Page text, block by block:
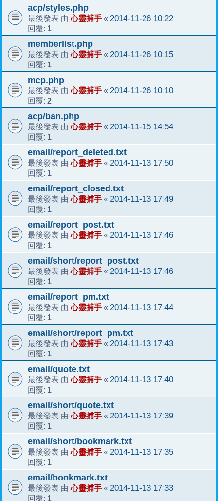
acp/styles.php
最後發表 由心靈捕手 « 2014-11-26 10:22
回覆: 1
memberlist.php
最後發表 由心靈捕手 « 2014-11-26 10:15
回覆: 1
mcp.php
最後發表 由心靈捕手 « 2014-11-26 10:10
回覆: 2
acp/ban.php
最後發表 由心靈捕手 « 2014-11-15 14:54
回覆: 1
email/report_deleted.txt
最後發表 由心靈捕手 « 2014-11-13 17:50
回覆: 1
email/report_closed.txt
最後發表 由心靈捕手 « 2014-11-13 17:49
回覆: 1
email/report_post.txt
最後發表 由心靈捕手 « 2014-11-13 17:46
回覆: 1
email/short/report_post.txt
最後發表 由心靈捕手 « 2014-11-13 17:46
回覆: 1
email/report_pm.txt
最後發表 由心靈捕手 « 2014-11-13 17:44
回覆: 1
email/short/report_pm.txt
最後發表 由心靈捕手 « 2014-11-13 17:43
回覆: 1
email/quote.txt
最後發表 由心靈捕手 « 2014-11-13 17:40
回覆: 1
email/short/quote.txt
最後發表 由心靈捕手 « 2014-11-13 17:39
回覆: 1
email/short/bookmark.txt
最後發表 由心靈捕手 « 2014-11-13 17:35
回覆: 1
email/bookmark.txt
最後發表 由心靈捕手 « 2014-11-13 17:33
回覆: 1